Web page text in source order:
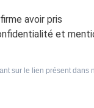
avoir pris
et
sur le lien présent dans